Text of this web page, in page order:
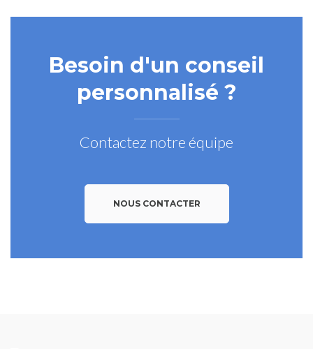
Besoin d'un conseil
personnalisé ?
Contactez notre équipe
NOUS CONTACTER